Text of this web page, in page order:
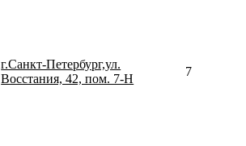
г.Санкт-Петербург,ул.
Восстания, 42, пом. 7-Н